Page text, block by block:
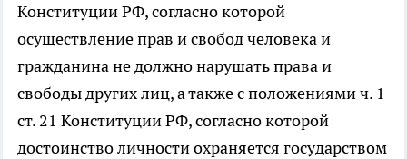
Конституции РФ, согласно которой
осуществление прав и свобод человека и
гражданина не должно нарушать права и
свободы других лиц, а также с положениями ч. 1
ст. 21 Конституции РФ, согласно которой
достоинство личности охраняется государством